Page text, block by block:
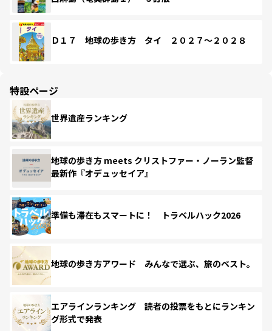
Ｄ１７ 地球の歩き方 タイ ２０２７～２０２８
特設ページ
世界遺産ランキング
地球の歩き方 meets クリストファー・ノーラン監督
最新作『オデュッセイア』
準備も滞在もスマートに！ トラベルハック2026
地球の歩き方アワード みんなで選ぶ、旅のベスト。
エアラインランキング 読者の投票をもとにランキン
グ形式で発表